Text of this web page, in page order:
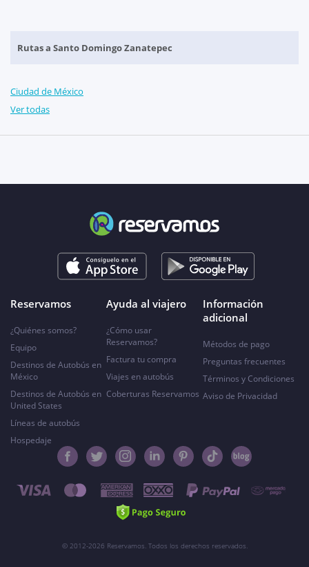
Rutas a Santo Domingo Zanatepec
Ciudad de México
Ver todas
Reservamos
¿Quiénes somos?
Equipo
Destinos de Autobús en
México
Destinos de Autobús en
United States
Líneas de autobús
Hospedaje
Ayuda al viajero
¿Cómo usar
Reservamos?
Factura tu compra
Viajes en autobús
Coberturas Reservamos
Información
adicional
Métodos de pago
Preguntas frecuentes
Términos y Condiciones
Aviso de Privacidad
© 2012-2026 Reservamos. Todos los derechos reservados.